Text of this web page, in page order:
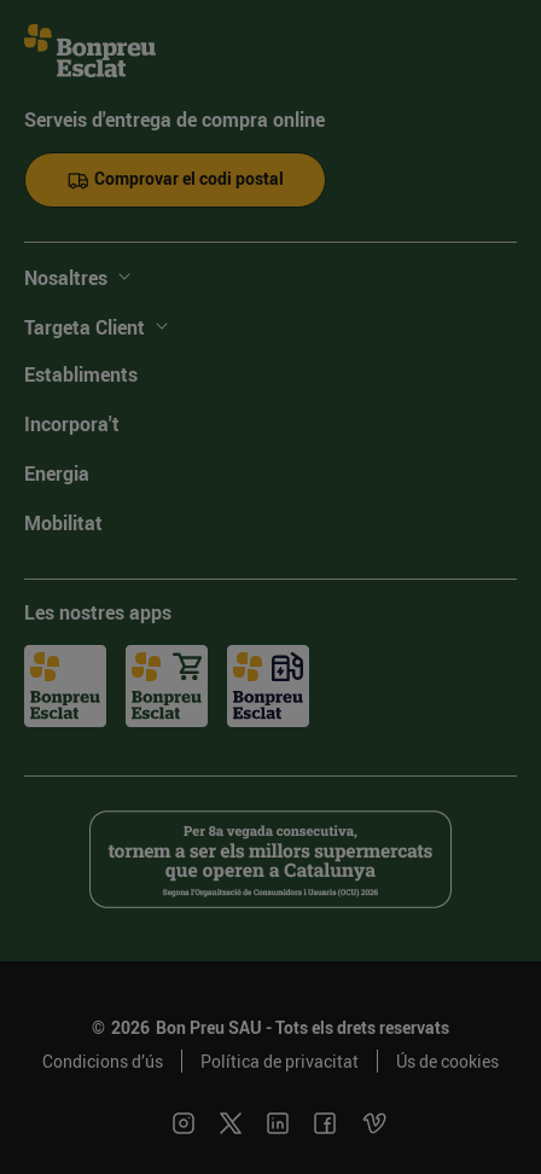
Serveis d'entrega de compra online
Comprovar el codi postal
Nosaltres
Targeta Client
Establiments
Incorpora't
Energia
Mobilitat
Les nostres apps
© 2026 Bon Preu SAU - Tots els drets reservats
Condicions d’ús
Política de privacitat Ús de cookies